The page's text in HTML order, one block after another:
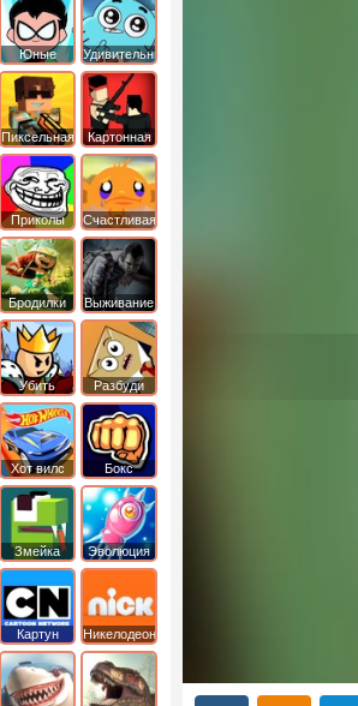
Юные
титаны
вперед
Удивительный
мир
Гамбола
Пиксельная
война
Картонная
башка
Приколы
Счастливая
обезьянка
Бродилки
Приключения
Выживание
Убить
короля
Разбуди
коробку
Хот вилс Бокс
Змейка Эволюция
Картун
нетворк
Никелодеон